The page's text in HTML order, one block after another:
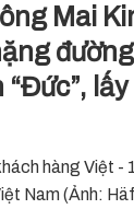
Mai
Nam (Ảnh: